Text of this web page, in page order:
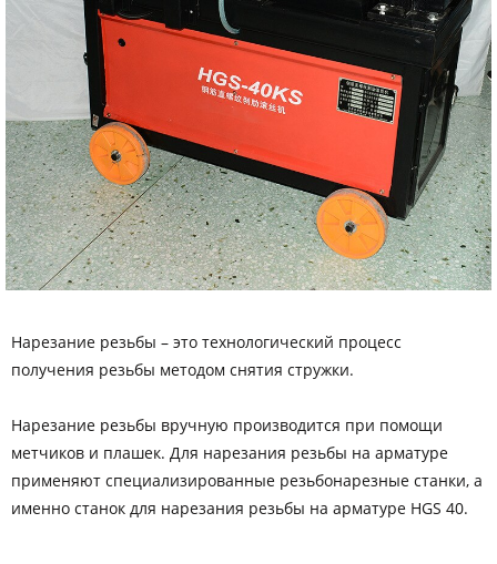
Нарезание резьбы – это технологический процесс
получения резьбы методом снятия стружки.
Нарезание резьбы вручную производится при помощи
метчиков и плашек. Для нарезания резьбы на арматуре
применяют специализированные резьбонарезные станки, а
именно станок для нарезания резьбы на арматуре HGS 40.